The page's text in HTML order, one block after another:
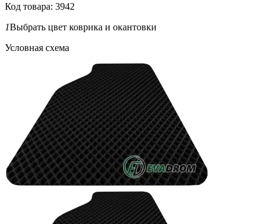
Код товара: 3942
1Выбрать цвет коврика и окантовки
Условная схема